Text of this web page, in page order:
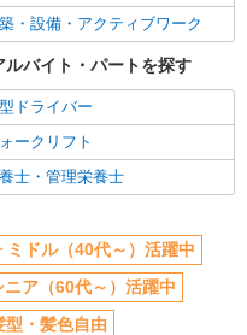
・事務
場企業・上場企業のグループ会
・設備・アクティブワーク
バイト・パートを探す
ドライバー
ークリフト
士・管理栄養士
ミドル（40代～）活躍中
ニア（60代～）活躍中
型・髪色自由